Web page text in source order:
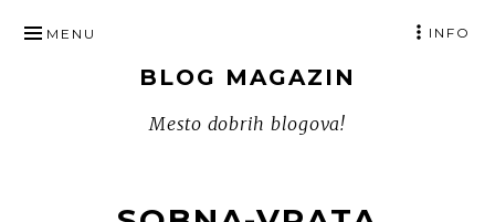
TO
BLOG MAGAZIN
Mesto dobrih blogova!
MENU INFO